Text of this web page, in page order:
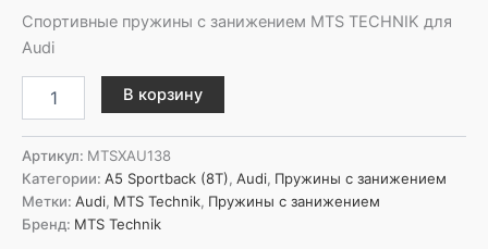
Спортивные пружины с занижением MTS TECHNIK для
Audi
товара
Technik
Комплект
пружин
с
занижением
В корзину
Артикул: MTSXAU138
Категории: A5 Sportback (8T), Audi, Пружины с занижением
Метки: Audi, MTS Technik, Пружины с занижением
Бренд: MTS Technik